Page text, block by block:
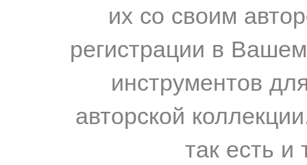
их со своим
регистрации в
инструментов
авторской
так есть и